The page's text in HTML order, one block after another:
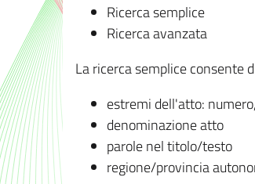
Ricerca semplice
Ricerca avanzata
La ricerca semplice consente
estremi dell'atto:
denominazione atto
parole nel titolo/testo
regione/provincia